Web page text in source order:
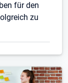
für den
zu